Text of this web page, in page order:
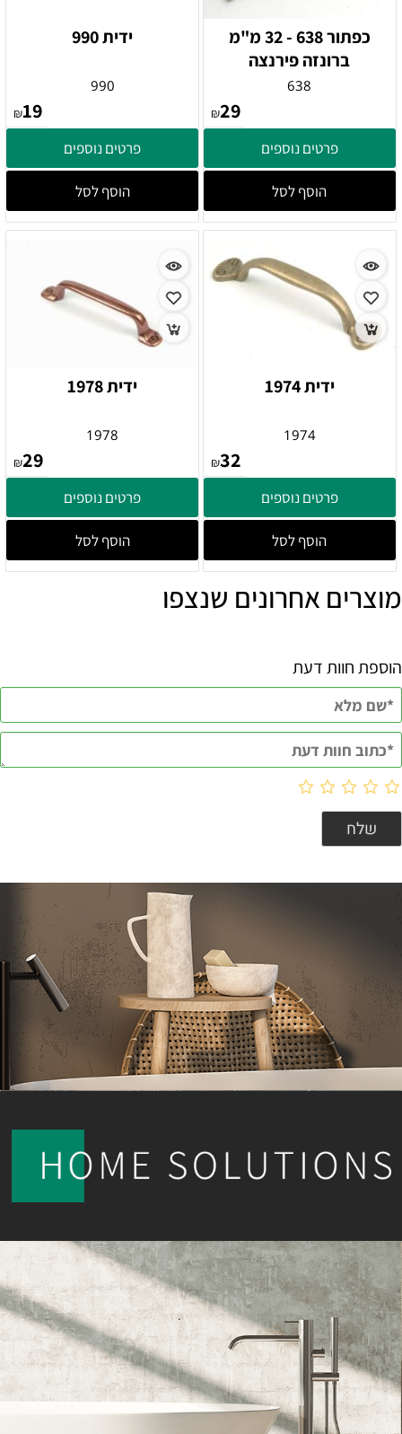
כפתור 638 - 32 מ"מ
ברונזה פירנצה
638
₪29
פרטים נוספים
הוסף לסל
ידית 990
990
₪19
פרטים נוספים
הוסף לסל
ידית 1974
1974
₪32
פרטים נוספים
הוסף לסל
ידית 1978
1978
₪29
פרטים נוספים
הוסף לסל
מוצרים אחרונים שנצפו
הוספת חוות דעת